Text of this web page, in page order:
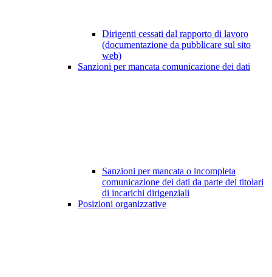
Dirigenti cessati dal rapporto di lavoro
(documentazione da pubblicare sul sito
web)
Sanzioni per mancata comunicazione dei dati
Sanzioni per mancata o incompleta
comunicazione dei dati da parte dei titolari
di incarichi dirigenziali
Posizioni organizzative